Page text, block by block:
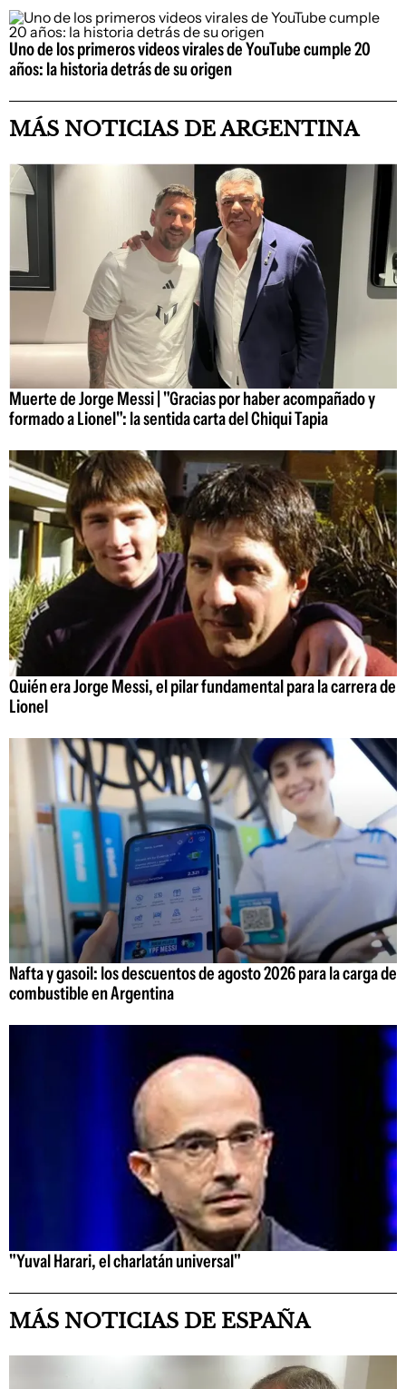
Uno de los primeros videos virales de YouTube cumple 20
años: la historia detrás de su origen
MÁS NOTICIAS DE ARGENTINA
Muerte de Jorge Messi | "Gracias por haber acompañado y
formado a Lionel": la sentida carta del Chiqui Tapia
Quién era Jorge Messi, el pilar fundamental para la carrera de
Lionel
Nafta y gasoil: los descuentos de agosto 2026 para la carga de
combustible en Argentina
"Yuval Harari, el charlatán universal"
MÁS NOTICIAS DE ESPAÑA